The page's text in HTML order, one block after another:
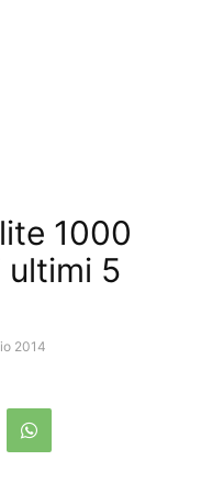
1000
ultimi 5
2014